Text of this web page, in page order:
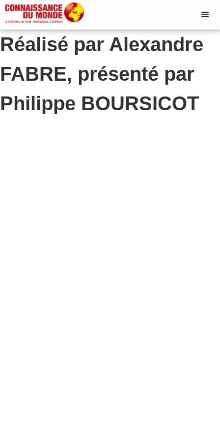
Réalisé par Alexandre
FABRE, présenté par
Philippe BOURSICOT